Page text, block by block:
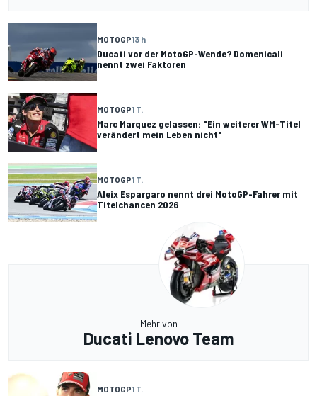
MOTOGP13 h
Ducati vor der MotoGP-Wende? Domenicali
nennt zwei Faktoren
MOTOGP1 T.
Marc Marquez gelassen: "Ein weiterer WM-Titel
verändert mein Leben nicht"
MOTOGP1 T.
Aleix Espargaro nennt drei MotoGP-Fahrer mit
Titelchancen 2026
Mehr von
Ducati Lenovo Team
MOTOGP1 T.